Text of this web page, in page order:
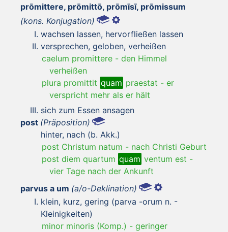
prōmittere, prōmittō, prōmīsī, prōmissum
(kons. Konjugation)
wachsen lassen, hervorfließen lassen
versprechen, geloben, verheißen
caelum promittere - den Himmel
verheißen
plura promittit quam praestat - er
verspricht mehr als er hält
sich zum Essen ansagen
post (Präposition)
hinter, nach (b. Akk.)
post Christum natum - nach Christi Geburt
post diem quartum quam ventum est -
vier Tage nach der Ankunft
parvus a um (a/o-Deklination)
klein, kurz, gering (parva -orum n. -
Kleinigkeiten)
minor minoris (Komp.) - geringer